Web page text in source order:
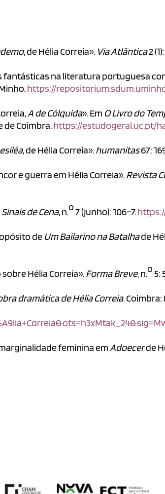
, de Hélia Correia». Via Atlântica2
fantásticas na literatura portuguesa
https://
A de Cólquida». Em O Livro do
de Coimbra.https://estudogeral.uc.pt/
, de Hélia Correia».humanitas67:
e guerra em Hélia Correia».Revista
Sinais de Cena, n.o7 (junho): 106–7.
de Um Bailarino na Batalhade
Hélia Correia».Forma Breve, n.o5:
dramática de Hélia Correia.
feminina emAdoecerde